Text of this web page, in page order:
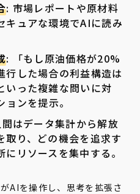
: 市場レポートや原材料
キュアな環境でAIに読み
: 「もし原油価格が20%
行した場合の利益構造は
いった複雑な問いに対
ンを提示。
はデータ集計から解放
取り、どの機会を追求す
リソースを集中する。
AIを操作し、思考を拡張さ